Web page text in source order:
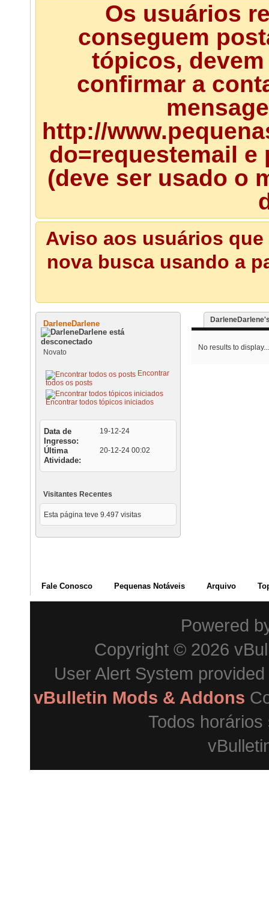
Os usuários
conseguem
tópicos,
confirmar a
http://
do=requestemail
(deve ser usado o
Aviso aos usuários
nova busca usando a
DarleneDarlene
Novato
Encontrar
todos os posts
Encontrar todos tópicos iniciados
Data de
Ingresso
19-12-24
Última
Atividade
20-12-24 00:02
Visitantes Recentes
Esta página teve 9.497 visitas
No results to display...
Fale Conosco Pequenas Notáveis Arquivo
Powered
Copyright © 2026
User Alert System
vBulletin Mods & Addons
Todos